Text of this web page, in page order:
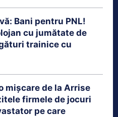
Bani pentru PNL!
cu jumătate de
trainice cu
mișcare de la Arrise
firmele de jocuri
pe care